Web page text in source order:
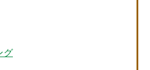
グ